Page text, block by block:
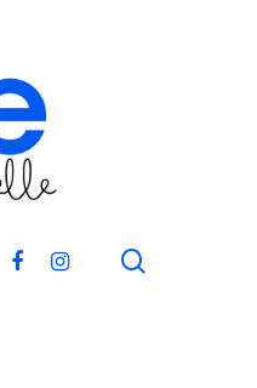
FACEBOOKINSTAGRAM